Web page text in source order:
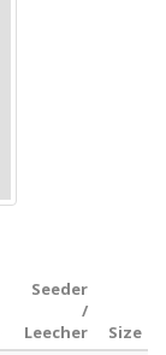
Seeder
/
Leecher
Size